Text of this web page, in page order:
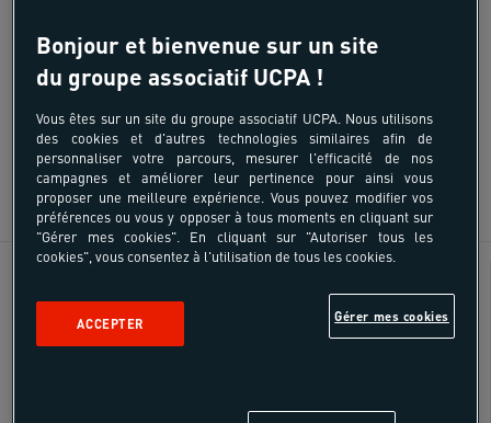
soigneusement sélectionnées pour
leur authenticité et leurs spots
DÉCOUVRIR
18 - 55 ans
Bonjour et bienvenue sur un site
du groupe associatif UCPA !
Vous êtes sur un site du groupe associatif UCPA. Nous utilisons
des cookies et d'autres technologies similaires afin de
personnaliser votre parcours, mesurer l'efficacité de nos
campagnes et améliorer leur pertinence pour ainsi vous
proposer une meilleure expérience. Vous pouvez modifier vos
préférences ou vous y opposer à tous moments en cliquant sur
"Gérer mes cookies". En cliquant sur "Autoriser tous les
cookies", vous consentez à l'utilisation de tous les cookies.
Gérer mes cookies
ACCEPTER